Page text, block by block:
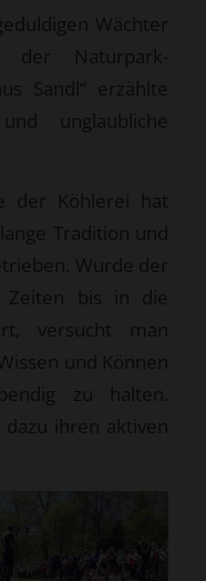
Wächter
der Naturpark-
Sandl“ erzählte
unglaubliche
der Köhlerei hat
Tradition und
Wurde der
Zeiten bis in die
versucht man
und Können
zu halten.
ihren aktiven